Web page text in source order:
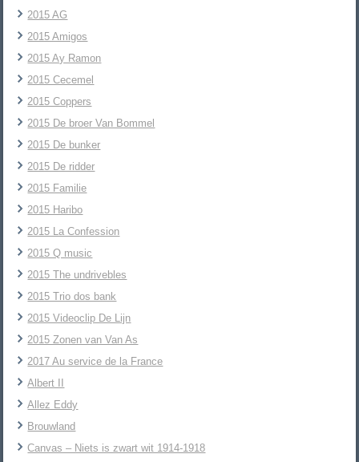
2015 AG
2015 Amigos
2015 Ay Ramon
2015 Cecemel
2015 Coppers
2015 De broer Van Bommel
2015 De bunker
2015 De ridder
2015 Familie
2015 Haribo
2015 La Confession
2015 Q music
2015 The undrivebles
2015 Trio dos bank
2015 Videoclip De Lijn
2015 Zonen van Van As
2017 Au service de la France
Albert II
Allez Eddy
Brouwland
Canvas – Niets is zwart wit 1914-1918